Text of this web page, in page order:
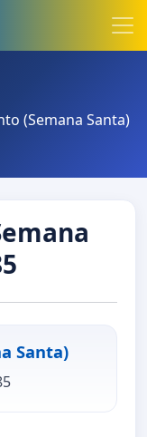
(Semana Santa)
Santa)